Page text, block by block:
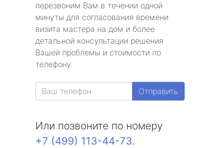
перезвоним Вам в течении одной
минуты для согласования времени
визита мастера на дом и более
детальной консультации решения
Вашей проблемы и стоимости по
телефону.
Отправить
Или позвоните по номеру
+7 (499) 113-44-73.